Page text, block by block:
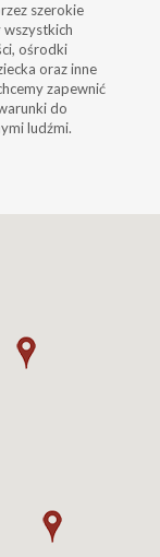
szerokie
wszystkich
ośrodki
oraz inne
zapewnić
do
ludźmi.